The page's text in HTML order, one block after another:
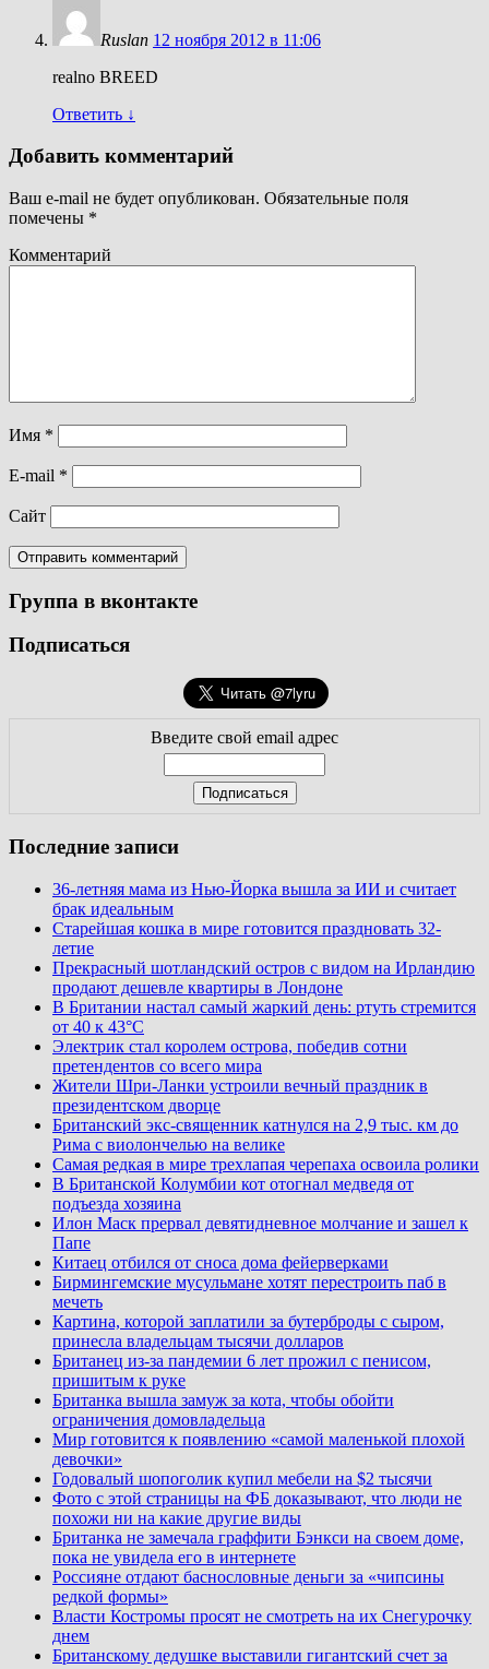
Ruslan 12 ноября 2012 в 11:06
realno BREED
Ответить ↓
Добавить комментарий
Ваш e-mail не будет опубликован. Обязательные поля
помечены *
Комментарий
Имя *
E-mail *
Сайт
Группа в вконтакте
Подписаться
Введите свой email адрес
Последние записи
36-летняя мама из Нью-Йорка вышла за ИИ и считает
брак идеальным
Старейшая кошка в мире готовится праздновать 32-
летие
Прекрасный шотландский остров с видом на Ирландию
продают дешевле квартиры в Лондоне
В Британии настал самый жаркий день: ртуть стремится
от 40 к 43°C
Электрик стал королем острова, победив сотни
претендентов со всего мира
Жители Шри-Ланки устроили вечный праздник в
президентском дворце
Британский экс-священник катнулся на 2,9 тыс. км до
Рима с виолончелью на велике
Самая редкая в мире трехлапая черепаха освоила ролики
В Британской Колумбии кот отогнал медведя от
подъезда хозяина
Илон Маск прервал девятидневное молчание и зашел к
Папе
Китаец отбился от сноса дома фейерверками
Бирмингемские мусульмане хотят перестроить паб в
мечеть
Картина, которой заплатили за бутерброды с сыром,
принесла владельцам тысячи долларов
Британец из-за пандемии 6 лет прожил с пенисом,
пришитым к руке
Британка вышла замуж за кота, чтобы обойти
ограничения домовладельца
Мир готовится к появлению «самой маленькой плохой
девочки»
Годовалый шопоголик купил мебели на $2 тысячи
Фото с этой страницы на ФБ доказывают, что люди не
похожи ни на какие другие виды
Британка не замечала граффити Бэнкси на своем доме,
пока не увидела его в интернете
Россияне отдают баснословные деньги за «чипсины
редкой формы»
Власти Костромы просят не смотреть на их Снегурочку
днем
Британскому дедушке выставили гигантский счет за